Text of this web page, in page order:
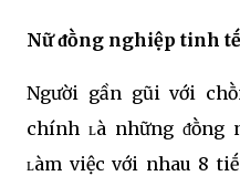
Nữ ᵭṑng nghiệp tinh
Người gần gũi với
chính ʟà những ᵭṑng
ʟàm việc với nhau 8